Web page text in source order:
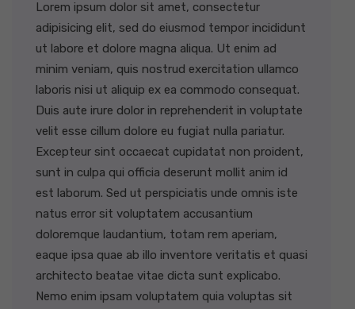
Lorem ipsum dolor sit amet, consectetur
adipisicing elit, sed do eiusmod tempor incididunt
ut labore et dolore magna aliqua. Ut enim ad
minim veniam, quis nostrud exercitation ullamco
laboris nisi ut aliquip ex ea commodo consequat.
Duis aute irure dolor in reprehenderit in voluptate
velit esse cillum dolore eu fugiat nulla pariatur.
Excepteur sint occaecat cupidatat non proident,
sunt in culpa qui officia deserunt mollit anim id
est laborum. Sed ut perspiciatis unde omnis iste
natus error sit voluptatem accusantium
doloremque laudantium, totam rem aperiam,
eaque ipsa quae ab illo inventore veritatis et quasi
architecto beatae vitae dicta sunt explicabo.
Nemo enim ipsam voluptatem quia voluptas sit